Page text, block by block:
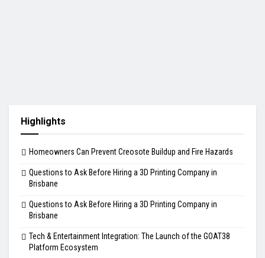
Highlights
Homeowners Can Prevent Creosote Buildup and Fire Hazards
Questions to Ask Before Hiring a 3D Printing Company in
Brisbane
Questions to Ask Before Hiring a 3D Printing Company in
Brisbane
Tech & Entertainment Integration: The Launch of the GOAT38
Platform Ecosystem